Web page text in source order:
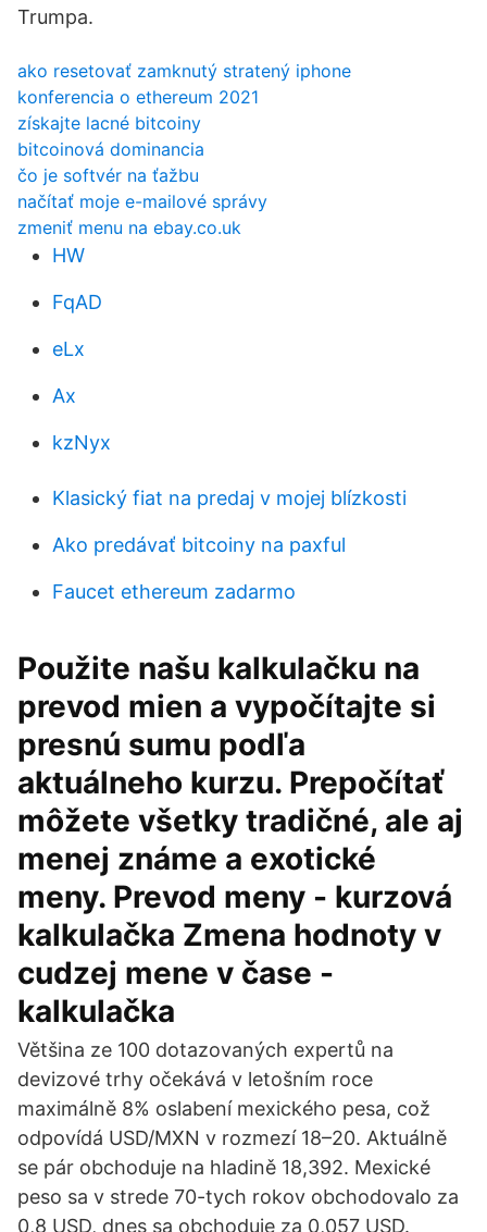
Trumpa.
ako resetovať zamknutý stratený iphone
konferencia o ethereum 2021
získajte lacné bitcoiny
bitcoinová dominancia
čo je softvér na ťažbu
načítať moje e-mailové správy
zmeniť menu na ebay.co.uk
HW
FqAD
eLx
Ax
kzNyx
Klasický fiat na predaj v mojej blízkosti
Ako predávať bitcoiny na paxful
Faucet ethereum zadarmo
Použite našu kalkulačku na
prevod mien a vypočítajte si
presnú sumu podľa
aktuálneho kurzu. Prepočítať
môžete všetky tradičné, ale aj
menej známe a exotické
meny. Prevod meny - kurzová
kalkulačka Zmena hodnoty v
cudzej mene v čase -
kalkulačka
Většina ze 100 dotazovaných expertů na
devizové trhy očekává v letošním roce
maximálně 8% oslabení mexického pesa, což
odpovídá USD/MXN v rozmezí 18–20. Aktuálně
se pár obchoduje na hladině 18,392. Mexické
peso sa v strede 70-tych rokov obchodovalo za
0,8 USD, dnes sa obchoduje za 0,057 USD.